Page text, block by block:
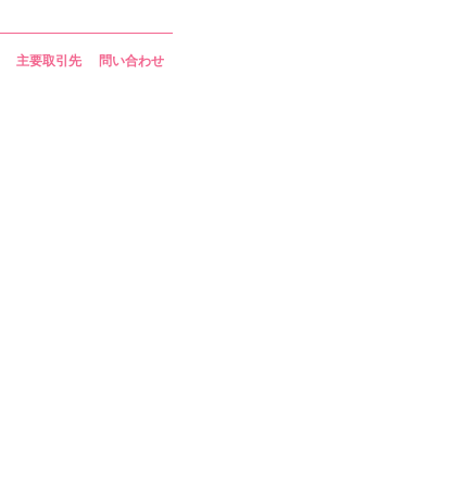
主要取引先 問い合わせ